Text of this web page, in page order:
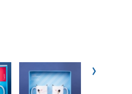
Versión Chica
›